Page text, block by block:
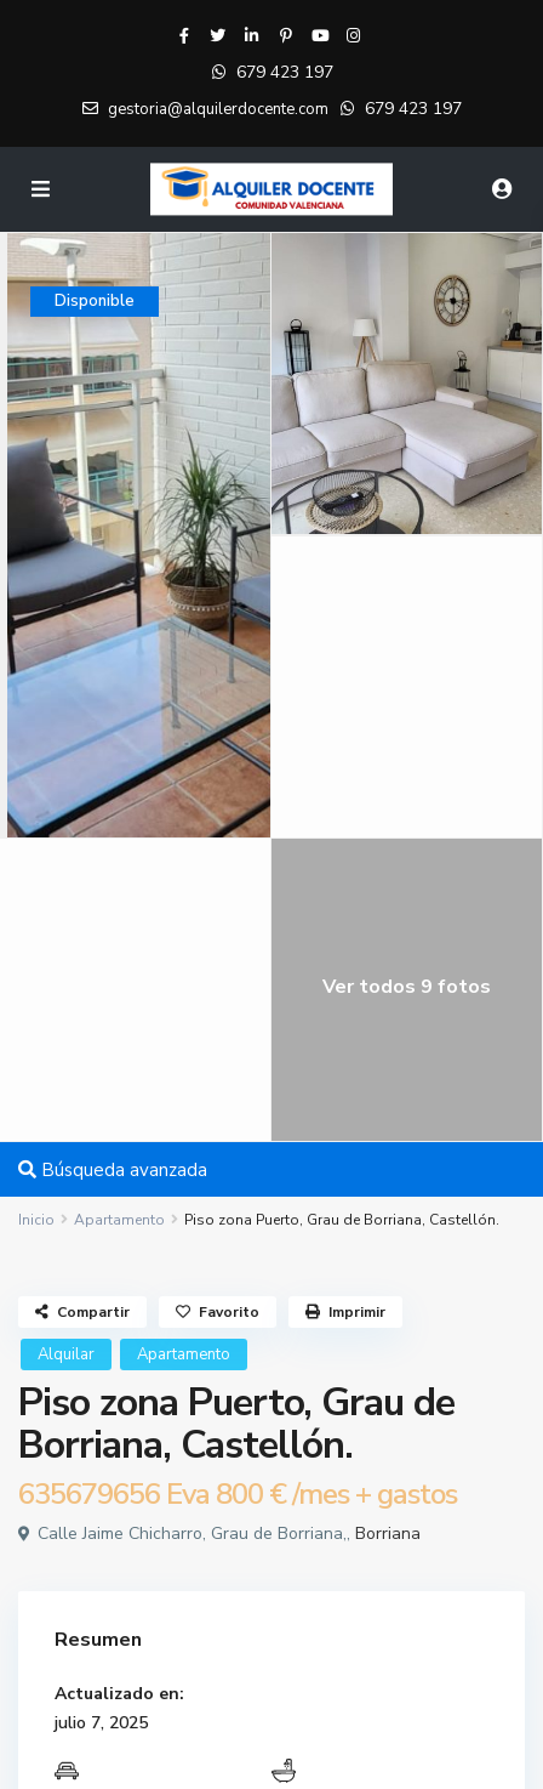
679 423 197
gestoria@alquilerdocente.com 679 423 197
Disponible
Ver todos 9 fotos
Búsqueda avanzada
Inicio Apartamento Piso zona Puerto, Grau de Borriana, Castellón.
Alquilar Apartamento
Piso zona Puerto, Grau de
Borriana, Castellón.
635679656 Eva 800 €/mes + gastos
Calle Jaime Chicharro, Grau de Borriana,, Borriana
Compartir Favorito Imprimir
Resumen
Actualizado en:
julio 7, 2025